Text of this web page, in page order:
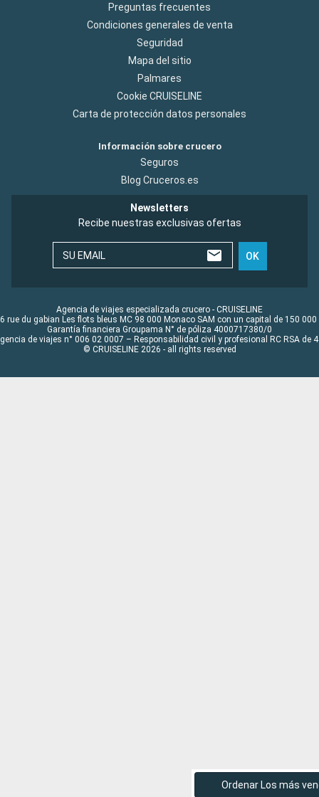
Ordenar Los más
Preguntas frecuentes
Condiciones generales de venta
Seguridad
Mapa del sitio
Palmares
Cookie CRUISELINE
Carta de protección datos personales
Información sobre crucero
Seguros
Blog Cruceros.es
Newsletters
Recibe nuestras exclusivas ofertas
SU EMAIL OK
Agencia de viajes especializada crucero - CRUISELINE
rue du gabian Les flots bleus MC 98 000 Monaco SAM con un capital de 150 000
Garantía financiera Groupama N° de póliza 4000717380/0
de viajes n° 006 02 0007 – Responsabilidad civil y profesional RC RSA de
© CRUISELINE 2026 - all rights reserved